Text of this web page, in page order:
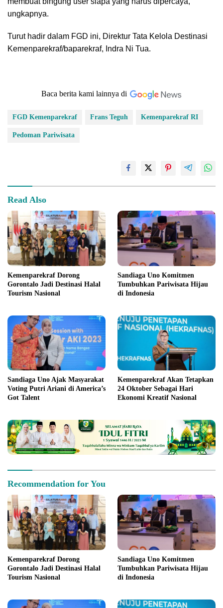
ungkapnya.
Turut hadir dalam FGD ini, Direktur Tata Kelola Destinasi
Kemenparekraf/baparekraf, Indra Ni Tua.
Baca berita kami lainnya di
FGD Kemenparekraf Frans Teguh Kemenparekraf RI
Pedoman Pariwisata
Read Also
Kemenparekraf Dorong
Gorontalo Jadi Destinasi Halal
Tourism Nasional
Sandiaga Uno Komitmen
Tumbuhkan Pariwisata Hijau
di Indonesia
Sandiaga Uno Ajak Masyarakat
Voting Putri Ariani di America’s
Got Talent
Kemenparekraf Akan Tetapkan
24 Oktober Sebagai Hari
Ekonomi Kreatif Nasional
Recommendation for You
Kemenparekraf Dorong
Gorontalo Jadi Destinasi Halal
Tourism Nasional
Sandiaga Uno Komitmen
Tumbuhkan Pariwisata Hijau
di Indonesia